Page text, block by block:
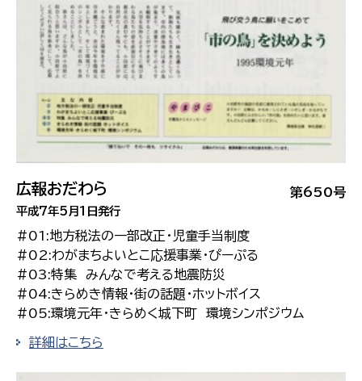
第650号
広報おだわら
平成7年5月1日発行
#01:地方税法の一部改正・児童手当制度
#02:わがまちよいとこ応援事業・ぴーぷる
#03:特集 みんなで考える地震防災
#04:きらめき情報・街の話題・ホットボイス
#05:環境元年・きらめく城下町 環境シンポジウム
詳細はこちら